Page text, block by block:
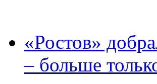
«Ростов»
– больше